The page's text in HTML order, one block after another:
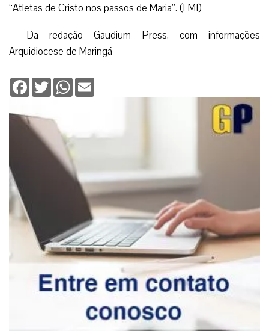
“Atletas de Cristo nos passos de Maria”. (LMI)
Da redação Gaudium Press, com informações
Arquidiocese de Maringá
Facebook
TwitterWhatsApp